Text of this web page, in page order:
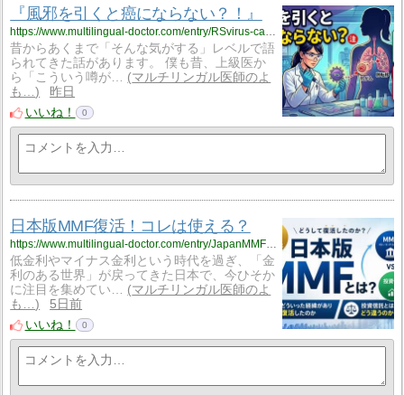
『風邪を引くと癌にならない？！』
https://www.multilingual-doctor.com/entry/RSvirus-cancer?utm_source=feed
昔からあくまで「そんな気がする」レベルで語
られてきた話があります。 僕も昔、上級医か
ら「こういう噂が…
マルチリンガル医師のよ
も…
昨日
いいね！
0
日本版MMF復活！コレは使える？
https://www.multilingual-doctor.com/entry/JapanMMF?utm_source=feed
低金利やマイナス金利という時代を過ぎ、「金
利のある世界」が戻ってきた日本で、今ひそか
に注目を集めてい…
マルチリンガル医師のよ
も…
5日前
いいね！
0